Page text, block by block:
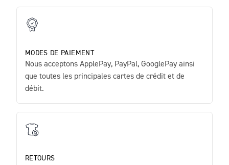
MODES DE PAIEMENT
Nous acceptons ApplePay, PayPal, GooglePay ainsi
que toutes les principales cartes de crédit et de
débit.
RETOURS